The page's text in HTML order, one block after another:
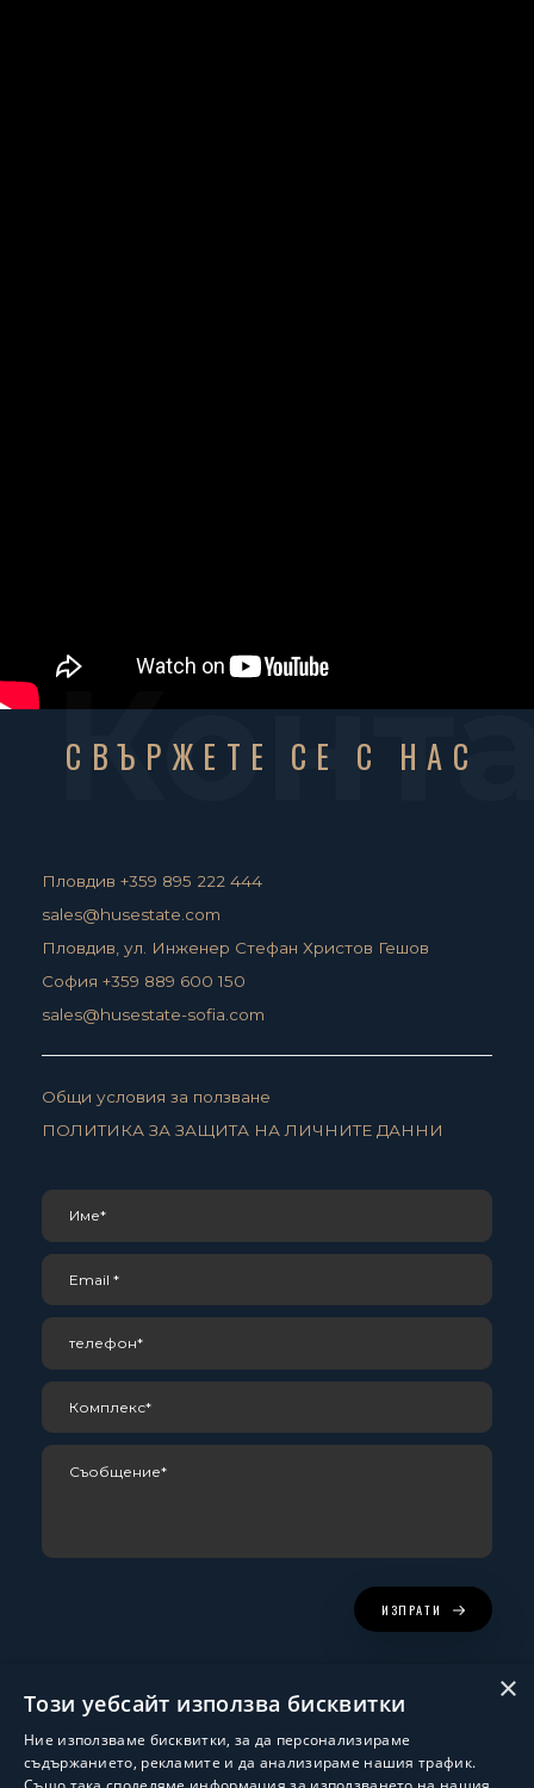
СВЪРЖЕТЕ СЕ С НАС
Пловдив +359 895 222 444
sales@husestate.com
Пловдив, ул. Инженер Стефан Христов Гешов
София +359 889 600 150
sales@husestate-sofia.com
Общи условия за ползване
ПОЛИТИКА ЗА ЗАЩИТА НА ЛИЧНИТЕ ДАННИ
ИЗПРАТИ
×
Този уебсайт използва бисквитки
Ние използваме бисквитки, за да персонализираме
съдържанието, рекламите и да анализираме нашия трафик.